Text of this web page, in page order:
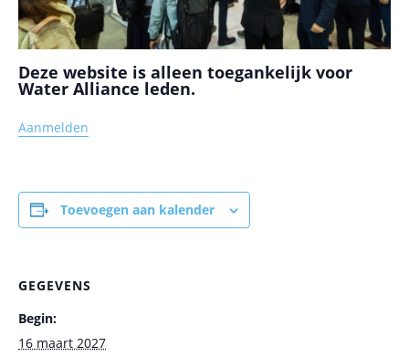
Deze website is alleen toegankelijk voor
Water Alliance leden.
Aanmelden
Toevoegen aan kalender
GEGEVENS
Begin:
16 maart 2027